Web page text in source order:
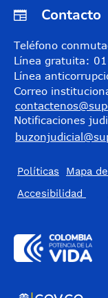
Contacto
Teléfono
Línea gratuita:
Línea
Correo
Notificaciones
Políticas Mapa
Accesibilidad